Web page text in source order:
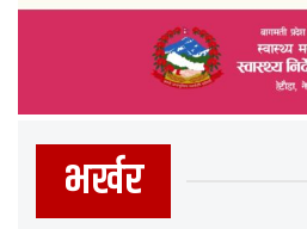
भर्खर